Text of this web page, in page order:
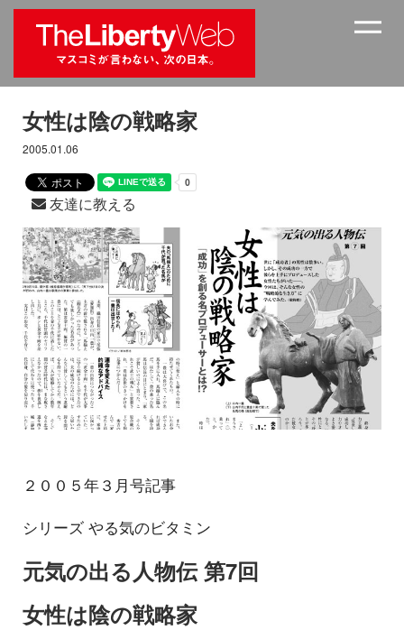
女性は陰の戦略家
2005.01.06
友達に教える
２００５年３月号記事
シリーズ やる気のビタミン
元気の出る人物伝 第7回
女性は陰の戦略家